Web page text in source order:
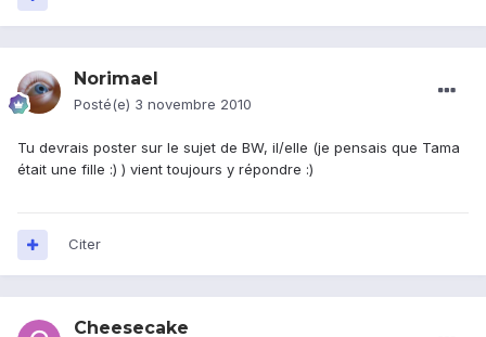
Norimael
Posté(e) 3 novembre 2010
Tu devrais poster sur le sujet de BW, il/elle (je pensais que Tama
était une fille :) ) vient toujours y répondre :)
Citer
Cheesecake